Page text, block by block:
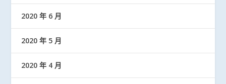
2020 年 6 月
2020 年 5 月
2020 年 4 月